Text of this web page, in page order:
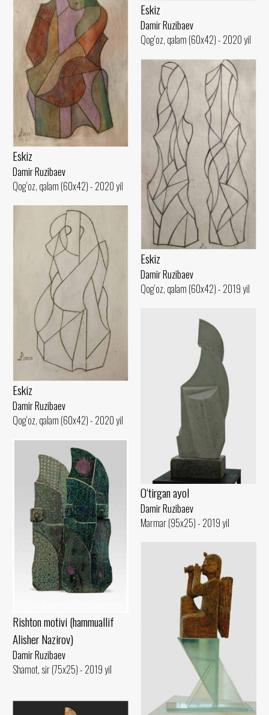
Eskiz
Damir Ruzibaev
Qog‘oz, qalam (60x42) - 2020 yil
Eskiz
Damir Ruzibaev
Qog‘oz, qalam (60x42) - 2020 yil
Eskiz
Damir Ruzibaev
Qog‘oz, qalam (60x42) - 2019 yil
Eskiz
Damir Ruzibaev
Qog‘oz, qalam (60x42) - 2020 yil
O‘tirgan ayol
Damir Ruzibaev
Marmar (95x25) - 2019 yil
Rishton motivi (hammuallif
Alisher Nazirov)
Damir Ruzibaev
Shamot, sir (75x25) - 2019 yil